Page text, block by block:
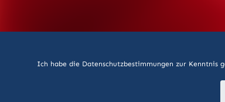
Ich habe die Datenschutzbestimmungen zur Kenntnis